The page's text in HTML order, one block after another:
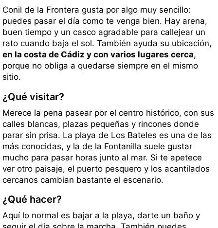
Conil de la Frontera gusta por algo muy sencillo:
puedes pasar el día como te venga bien. Hay arena,
buen tiempo y un casco agradable para callejear un
rato cuando baja el sol. También ayuda su ubicación,
en la costa de Cádiz y con varios lugares cerca,
porque no obliga a quedarse siempre en el mismo
sitio.
¿Qué visitar?
Merece la pena pasear por el centro histórico, con sus
calles blancas, plazas pequeñas y rincones donde
parar sin prisa. La playa de Los Bateles es una de las
más conocidas, y la de la Fontanilla suele gustar
mucho para pasar horas junto al mar. Si te apetece
ver otro paisaje, el puerto pesquero y los acantilados
cercanos cambian bastante el escenario.
¿Qué hacer?
Aquí lo normal es bajar a la playa, darte un baño y